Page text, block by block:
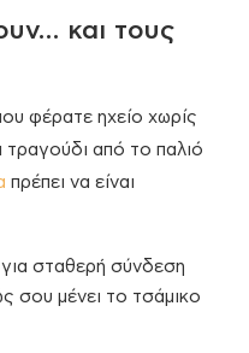
και τους
φέρατε ηχείο χωρίς
τραγούδι από το παλιό
πρέπει να είναι
για σταθερή σύνδεση
σου μένει το τσάμικο